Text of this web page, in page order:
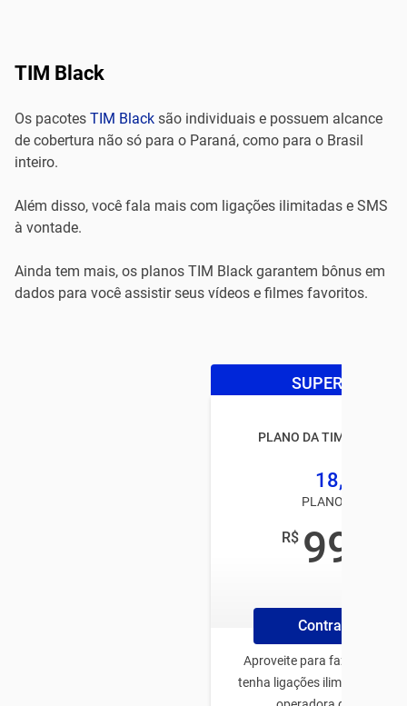
TIM Black
Os pacotes TIM Black são individuais e possuem alcance
de cobertura não só para o Paraná, como para o Brasil
inteiro.
Além disso, você fala mais com ligações ilimitadas e SMS
à vontade.
Ainda tem mais, os planos TIM Black garantem bônus em
dados para você assistir seus vídeos e filmes favoritos.
SUPER OFERTA
PLANO DA TIM BLACK
18,5GB
PLANO TIM PÓS
R$ 99
Contrate Online
Aproveite para fazer o plano
tenha ligações ilimitadas